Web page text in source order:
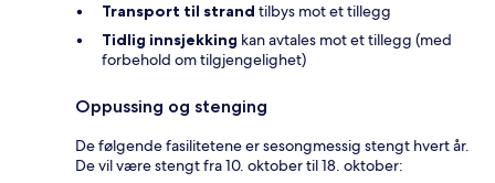
Transport til strand tilbys mot et tillegg
Tidlig innsjekking kan avtales mot et tillegg (med
forbehold om tilgjengelighet)
Oppussing og stenging
De følgende fasilitetene er sesongmessig stengt hvert år.
De vil være stengt fra 10. oktober til 18. oktober: